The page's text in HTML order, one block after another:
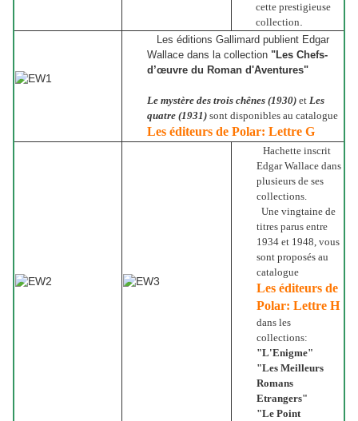
cette prestigieuse
collection
Les éditions Gallimard publient Edgar
Wallace dans la collection "Les Chefs-
d’œuvre du Roman d'Aventures"
Le mystère des trois chênes (1930) et Les
quatre (1931) sont disponibles au catalogue
Les éditeurs de Polar: Lettre G
Hachette inscrit
Edgar Wallace dans
plusieurs de ses
collections.
Une vingtaine de
titres parus entre
1934 et 1948, vous
sont proposés au
catalogue
Les éditeurs de
Polar: Lettre H
dans les
collections:
"L'Enigme"
"Les Meilleurs
Romans
Etrangers"
"Le Point